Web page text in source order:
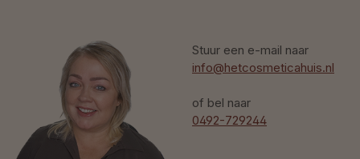
Stuur een e-mail naar
info@hetcosmeticahuis.nl
of bel naar
0492-729244